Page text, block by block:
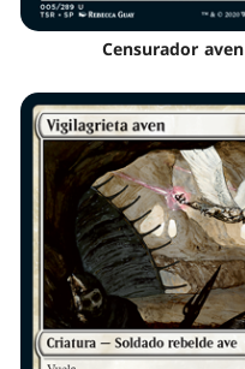
Censurador aven